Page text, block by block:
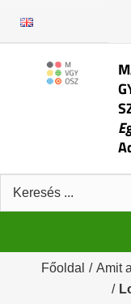
Keresés:
Főoldal / Amit
/